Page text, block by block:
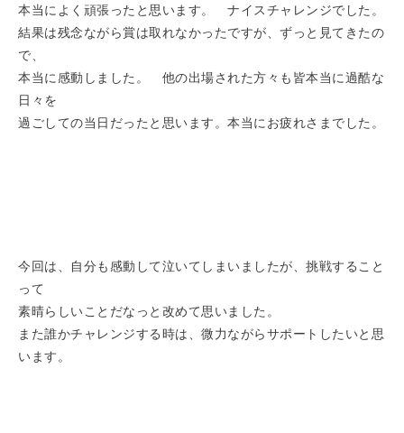
本当によく頑張ったと思います。 ナイスチャレンジでした。
結果は残念ながら賞は取れなかったですが、ずっと見てきたの
で、
本当に感動しました。 他の出場された方々も皆本当に過酷な
日々を
過ごしての当日だったと思います。本当にお疲れさまでした。
今回は、自分も感動して泣いてしまいましたが、挑戦すること
って
素晴らしいことだなっと改めて思いました。
また誰かチャレンジする時は、微力ながらサポートしたいと思
います。